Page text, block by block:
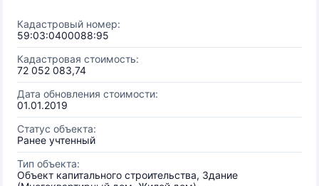
Кадастровый номер:
59:03:0400088:95
Кадастровая стоимость:
72 052 083,74
Дата обновления стоимости:
01.01.2019
Статус объекта:
Ранее учтенный
Тип объекта:
Объект капитального строительства, Здание